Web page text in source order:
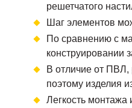
решетчатого
Шаг элементов
По сравнению с
конструировании
В отличие от ПВЛ,
поэтому изделия
Легкость монтажа